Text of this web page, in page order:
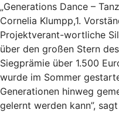
„Generations Dance –
Cornelia Klumpp,1.
Projektverant-wortliche
über den großen Stern
Siegprämie über 1.500
wurde im Sommer
Generationen hinweg
gelernt werden kann”,